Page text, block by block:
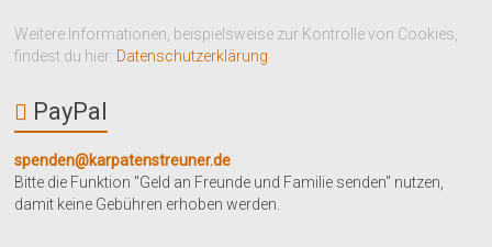
Weitere Informationen, beispielsweise zur Kontrolle von Cookies,
findest du hier: Datenschutzerklärung
PayPal
spenden@karpatenstreuner.de
Bitte die Funktion "Geld an Freunde und Familie senden" nutzen,
damit keine Gebühren erhoben werden.